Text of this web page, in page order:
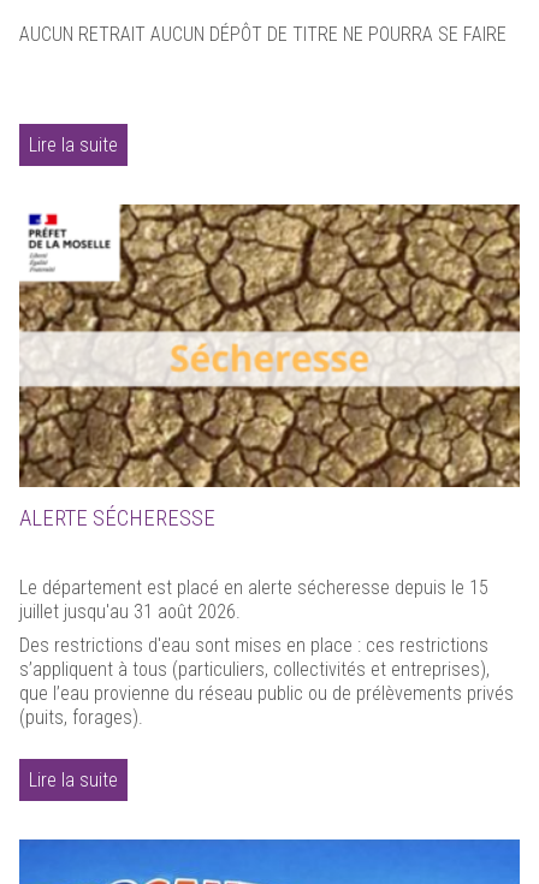
AUCUN RETRAIT AUCUN DÉPÔT DE TITRE NE POURRA SE FAIRE
Lire la suite
ALERTE SÉCHERESSE
Le département est placé en alerte sécheresse depuis le 15
juillet jusqu'au 31 août 2026.
Des restrictions d'eau sont mises en place : ces restrictions
s’appliquent à tous (particuliers, collectivités et entreprises),
que l’eau provienne du réseau public ou de prélèvements privés
(puits, forages).
Lire la suite